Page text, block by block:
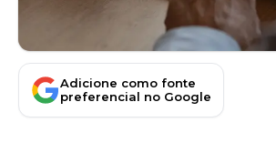
Adicione como fonte
preferencial no Google